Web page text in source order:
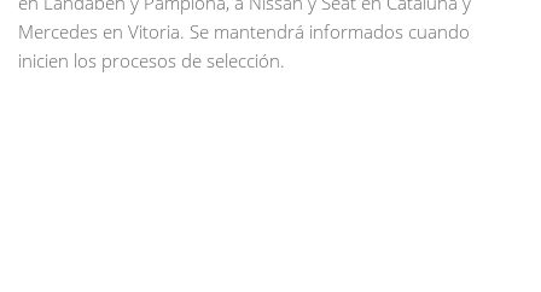
Mercedes en Vitoria. Se mantendrá informados cuando
inicien los procesos de selección.